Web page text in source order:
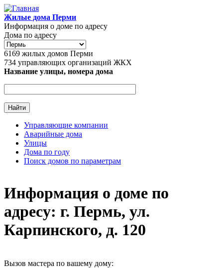
Перейти к основному содержанию
Жилые дома Перми
Информация о доме по адресу
Дома по адресу
6169 жилых домов Перми
734 управляющих организаций ЖКХ
Название улицы, номера дома
Главное меню
Управляющие компании
Аварийные дома
Улицы
Дома по году
Поиск домов по параметрам
Информация о доме по
адресу: г. Пермь, ул.
Карпинского, д. 120
Вызов мастера по вашему дому: